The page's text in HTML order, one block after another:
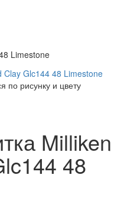
Limestone
по рисунку и цвету
Milliken
48